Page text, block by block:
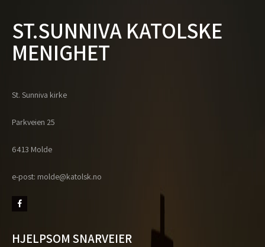
ST.SUNNIVA KATOLSKE
MENIGHET
St. Sunniva kirke
Parkveien 25
6413 Molde
e-post: molde@katolsk.no
HJELPSOM SNARVEIER